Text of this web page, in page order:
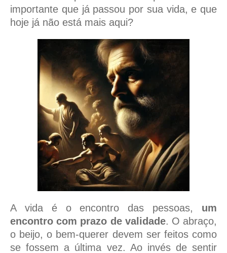
importante que já passou por sua vida, e que
hoje já não está mais aqui?
A vida é o encontro das pessoas, um
encontro com prazo de validade. O abraço,
o beijo, o bem-querer devem ser feitos como
se fossem a última vez. Ao invés de sentir